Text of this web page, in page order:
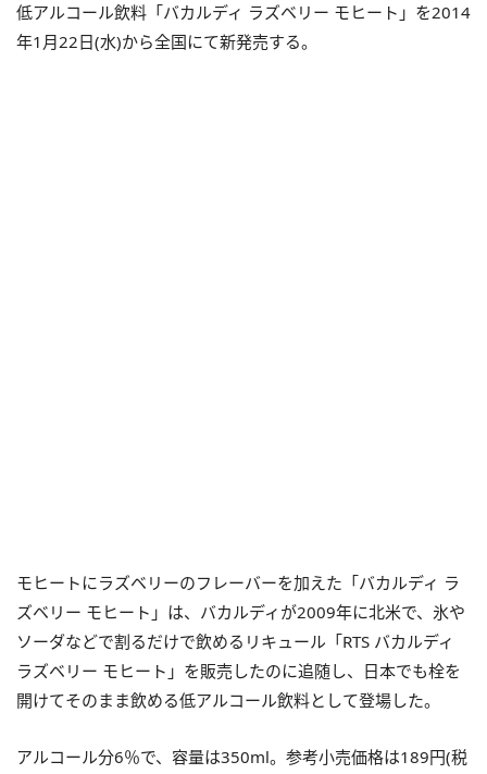
低アルコール飲料「バカルディ ラズベリー モヒート」を2014
年1月22日(水)から全国にて新発売する。
モヒートにラズベリーのフレーバーを加えた「バカルディ ラ
ズベリー モヒート」は、バカルディが2009年に北米で、氷や
ソーダなどで割るだけで飲めるリキュール「RTS バカルディ
ラズベリー モヒート」を販売したのに追随し、日本でも栓を
開けてそのまま飲める低アルコール飲料として登場した。
アルコール分6％で、容量は350ml。参考小売価格は189円(税